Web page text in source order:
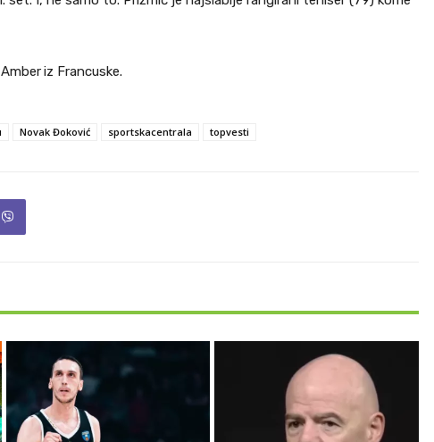
iz Francuske.
Novak Đoković sportskacentrala topvesti